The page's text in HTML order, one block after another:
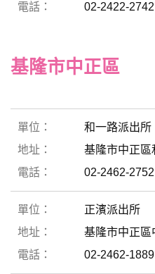
02-2422-2742
基隆市中正區
和一路派出所
基隆市中正區
02-2462-2752
正濱派出所
基隆市中正區
02-2462-1889